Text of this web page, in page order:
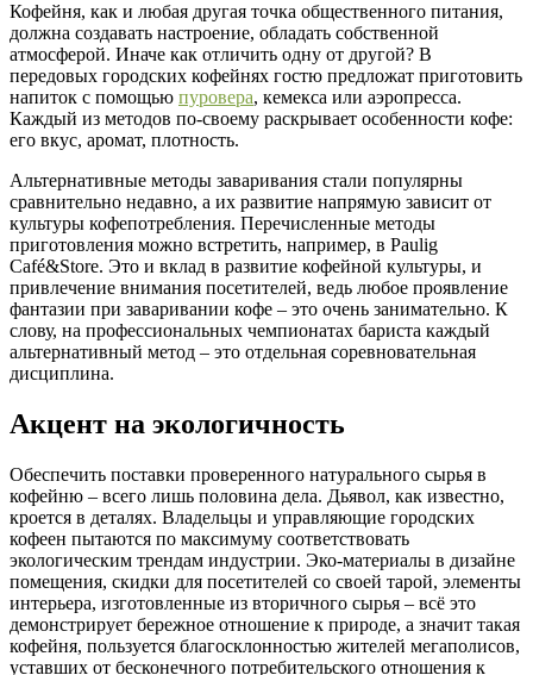
Кофейня, как и любая другая точка общественного питания,
должна создавать настроение, обладать собственной
атмосферой. Иначе как отличить одну от другой? В
передовых городских кофейнях гостю предложат приготовить
напиток с помощью пуровера, кемекса или аэропресса.
Каждый из методов по-своему раскрывает особенности кофе:
его вкус, аромат, плотность.
Альтернативные методы заваривания стали популярны
сравнительно недавно, а их развитие напрямую зависит от
культуры кофепотребления. Перечисленные методы
приготовления можно встретить, например, в Paulig
Café&Store. Это и вклад в развитие кофейной культуры, и
привлечение внимания посетителей, ведь любое проявление
фантазии при заваривании кофе – это очень занимательно. К
слову, на профессиональных чемпионатах бариста каждый
альтернативный метод – это отдельная соревновательная
дисциплина.
Акцент на экологичность
Обеспечить поставки проверенного натурального сырья в
кофейню – всего лишь половина дела. Дьявол, как известно,
кроется в деталях. Владельцы и управляющие городских
кофеен пытаются по максимуму соответствовать
экологическим трендам индустрии. Эко-материалы в дизайне
помещения, скидки для посетителей со своей тарой, элементы
интерьера, изготовленные из вторичного сырья – всё это
демонстрирует бережное отношение к природе, а значит такая
кофейня, пользуется благосклонностью жителей мегаполисов,
уставших от бесконечного потребительского отношения к